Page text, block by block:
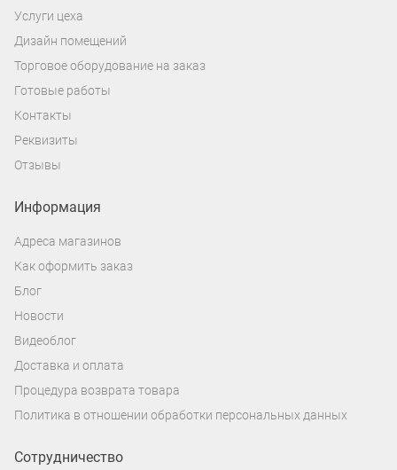
Услуги цеха
Дизайн помещений
Торговое оборудование на заказ
Готовые работы
Контакты
Реквизиты
Отзывы
Информация
Адреса магазинов
Как оформить заказ
Блог
Новости
Видеоблог
Доставка и оплата
Процедура возврата товара
Политика в отношении обработки персональных данных
Сотрудничество